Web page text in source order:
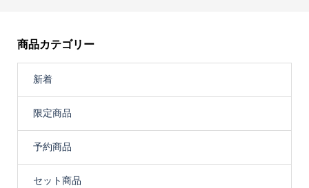
商品カテゴリー
新着
限定商品
予約商品
セット商品